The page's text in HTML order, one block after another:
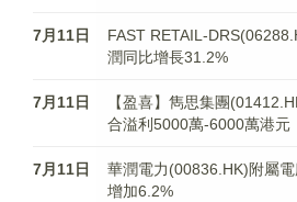
7月11日
FAST RETAIL-
潤同比增長31.2%
7月11日
【盈喜】雋思集團
合溢利5000萬-6000萬港元
7月11日
華潤電力(00836.HK)附屬
增加6.2%